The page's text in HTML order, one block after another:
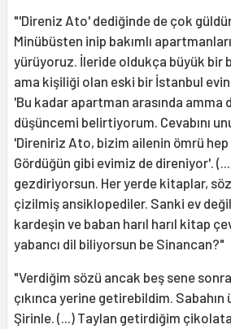
"'Direniz Ato' dediğinde de çok
Minübüsten inip bakımlı
yürüyoruz. İleride oldukça büyük bir
ama kişiliği olan eski bir İstanbul
'Bu kadar apartman arasında amma
düşüncemi belirtiyorum. Cevabını
'Direniriz Ato, bizim ailenin ömrü
Gördüğün gibi evimiz de direniyor'.
gezdiriyorsun. Her yerde kitaplar,
çizilmiş ansiklopediler. Sanki ev
kardeşin ve baban harıl harıl kitap
yabancı dil biliyorsun be Sinancan?"
"Verdiğim sözü ancak beş sene
çıkınca yerine getirebildim.
Şirinle. (...) Taylan getirdiğim